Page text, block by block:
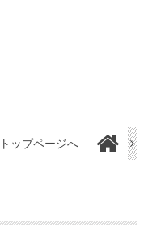
トップページへ